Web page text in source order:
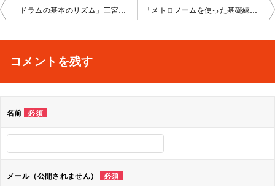
投
ビ
シ
ョ
「ドラムの基本のリズム」三宮教室 2022-1-16-no0016-1048 「メトロノームを使った基礎練習」三宮教室 2022-02-13-no0016-1048
コメントを残す
名前 必須
メール（公開されません） 必須